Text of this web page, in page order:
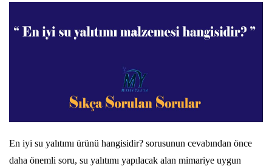
En iyi su yalıtımı ürünü hangisidir? sorusunun cevabından önce
daha önemli soru, su yalıtımı yapılacak alan mimariye uygun